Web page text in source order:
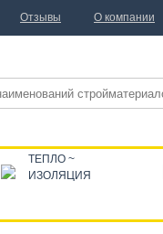
ТЕПЛО ~
ИЗОЛЯЦИЯ
Отзывы О компании